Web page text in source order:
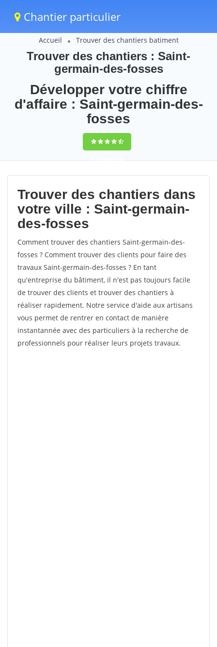
Chantier particulier
Accueil Trouver des chantiers batiment
Trouver des chantiers : Saint-
germain-des-fosses
Développer votre chiffre
d'affaire : Saint-germain-des-
fosses
9,5(100%)78
votes
Trouver des chantiers dans
votre ville : Saint-germain-
des-fosses
Comment trouver des chantiers Saint-germain-des-
fosses ? Comment trouver des clients pour faire des
travaux Saint-germain-des-fosses ? En tant
qu'entreprise du bâtiment, il n'est pas toujours facile
de trouver des clients et trouver des chantiers à
réaliser rapidement. Notre service d'aide aux artisans
vous permet de rentrer en contact de manière
instantannée avec des particuliers à la recherche de
professionnels pour réaliser leurs projets travaux.